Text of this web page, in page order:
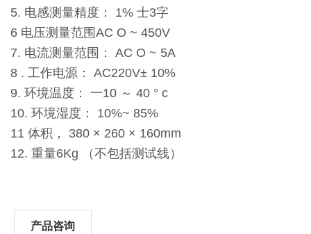
5. 电感测量精度： 1% 士3字
6 电压测量范围AC O ~ 450V
7. 电流测量范围： AC O ~ 5A
8 . 工作电源： AC220V± 10%
9. 环境温度： 一10 ～ 40 ° c
10. 环境湿度： 10%~ 85%
11 体积， 380 × 260 × 160mm
12. 重量6Kg （不包括测试线）
产品咨询